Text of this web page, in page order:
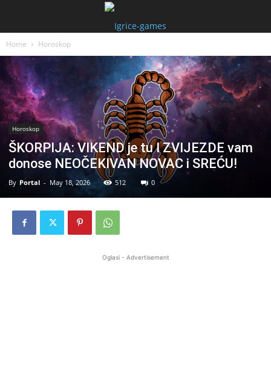
Home Horoskop
Horoskop
ŠKORPIJA: VIKEND je tu I ZVIJEZDE vam
donose NEOČEKIVAN NOVAC i SREĆU!
By Portal - May 18, 2026 512 0
Oglasi - Advertisement